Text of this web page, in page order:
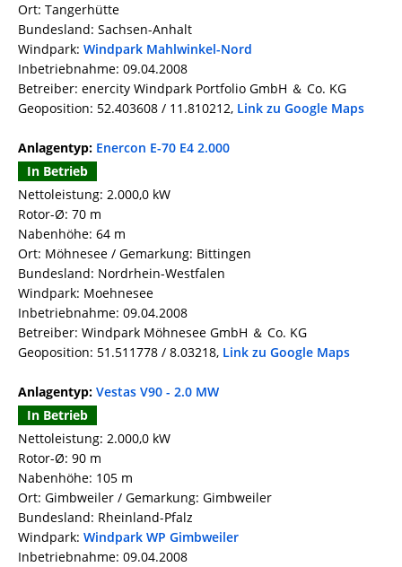
Ort: Tangerhütte
Bundesland: Sachsen-Anhalt
Windpark: Windpark Mahlwinkel-Nord
Inbetriebnahme: 09.04.2008
Betreiber: enercity Windpark Portfolio GmbH ＆ Co. KG
Geoposition: 52.403608 / 11.810212, Link zu Google Maps
Anlagentyp: Enercon E-70 E4 2.000
In Betrieb
Nettoleistung: 2.000,0 kW
Rotor-Ø: 70 m
Nabenhöhe: 64 m
Ort: Möhnesee / Gemarkung: Bittingen
Bundesland: Nordrhein-Westfalen
Windpark: Moehnesee
Inbetriebnahme: 09.04.2008
Betreiber: Windpark Möhnesee GmbH ＆ Co. KG
Geoposition: 51.511778 / 8.03218, Link zu Google Maps
Anlagentyp: Vestas V90 - 2.0 MW
In Betrieb
Nettoleistung: 2.000,0 kW
Rotor-Ø: 90 m
Nabenhöhe: 105 m
Ort: Gimbweiler / Gemarkung: Gimbweiler
Bundesland: Rheinland-Pfalz
Windpark: Windpark WP Gimbweiler
Inbetriebnahme: 09.04.2008